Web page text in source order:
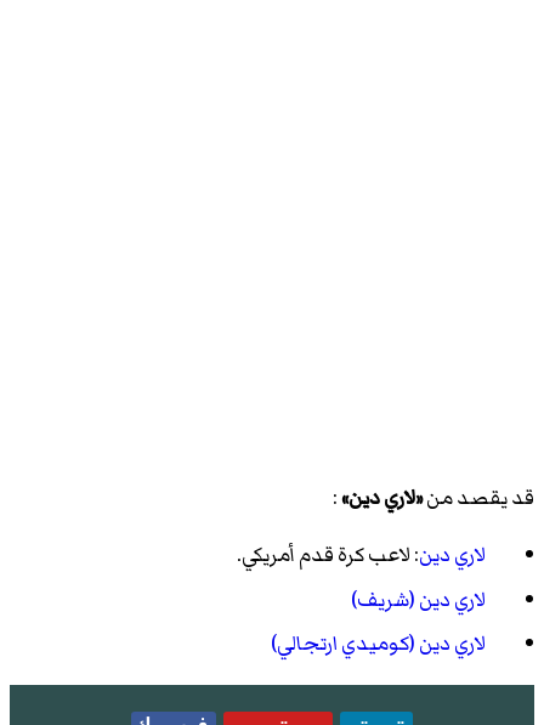
قد يقصد من«لاري دين»:
لاري دين: لاعب كرة قدم أمريكي.
لاري دين (شريف)
لاري دين (كوميدي ارتجالي)